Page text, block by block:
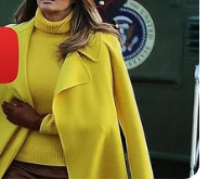
aquela vontade de
uma única
que isso nem sempre
viu no tópico